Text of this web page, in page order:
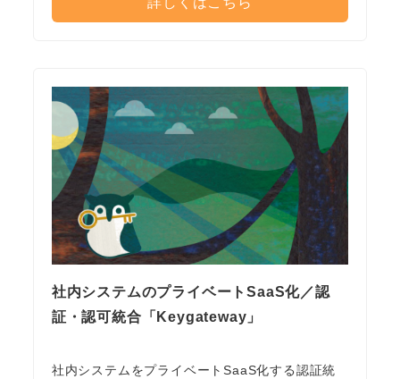
社内システムのプライベートSaaS化／認
証・認可統合「Keygateway」
社内システムをプライベートSaaS化する認証統